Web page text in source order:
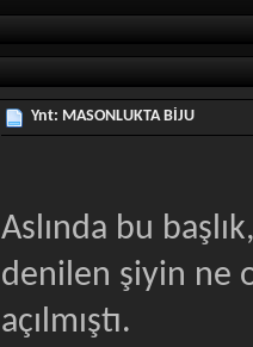
Ynt: MASONLUKTA BİJU
Aslında bu
denilen şiyin ne
açılmıştı.